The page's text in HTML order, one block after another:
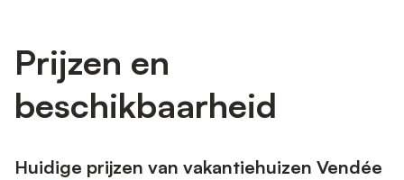
Prijzen en
beschikbaarheid
Huidige prijzen van vakantiehuizen Vendée